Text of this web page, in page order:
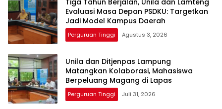
Evaluasi Masa Depan PSDKU: Targetkan
Jadi Model Kampus Daerah
Perguruan Tinggi Agustus 3, 2026
Unila dan Ditjenpas Lampung
Matangkan Kolaborasi, Mahasiswa
Berpeluang Magang di Lapas
Perguruan Tinggi Juli 31, 2026